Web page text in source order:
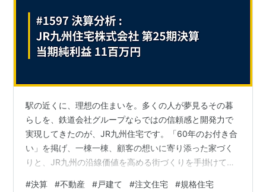
駅の近くに、理想の住まいを。多くの人が夢見るその暮
らしを、鉄道会社グループならではの信頼感と開発力で
実現してきたのが、JR九州住宅です。「60年のお付き合
い」を掲げ、一棟一棟、顧客の想いに寄り添った家づく
りと、JR九州の沿線価値を高める街づくりを手掛けてき
#決算 #不動産 #戸建て #注文住宅 #規格住宅